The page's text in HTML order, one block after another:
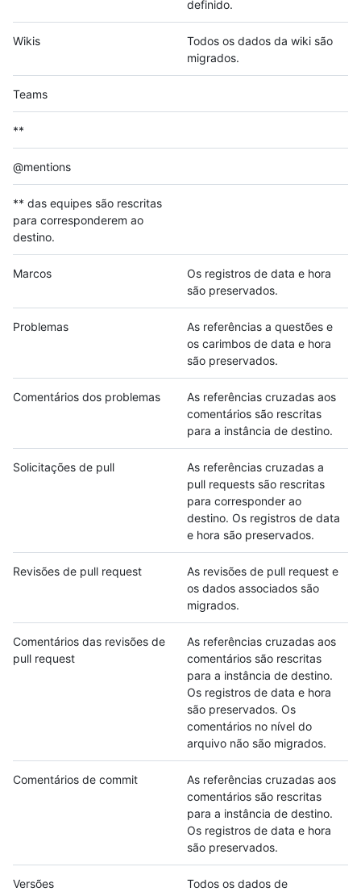
definido.
Wikis
Todos os dados da wiki são
migrados.
Teams
**
@mentions
** das equipes são rescritas
para corresponderem ao
destino.
Marcos
Os registros de data e hora
são preservados.
Problemas
As referências a questões e
os carimbos de data e hora
são preservados.
Comentários dos problemas
As referências cruzadas aos
comentários são rescritas
para a instância de destino.
Solicitações de pull
As referências cruzadas a
pull requests são rescritas
para corresponder ao
destino. Os registros de data
e hora são preservados.
Revisões de pull request
As revisões de pull request e
os dados associados são
migrados.
Comentários das revisões de
pull request
As referências cruzadas aos
comentários são rescritas
para a instância de destino.
Os registros de data e hora
são preservados. Os
comentários no nível do
arquivo não são migrados.
Comentários de commit
As referências cruzadas aos
comentários são rescritas
para a instância de destino.
Os registros de data e hora
são preservados.
Versões
Todos os dados de